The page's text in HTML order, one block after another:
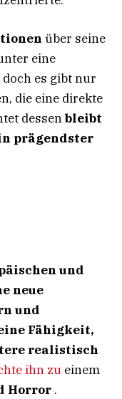
über seine
eine
doch es gibt nur
die eine direkte
dessenbleibt
prägendster
und
neue
und
Fähigkeit,
realistisch
ihn zu einem
Horror .